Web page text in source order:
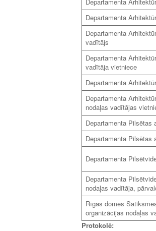
Departamenta
Departamenta
vadītājs
Departamenta
vadītāja vietniece
Departamenta
Departamenta
nodaļas vadītājas
Departamenta Pilsētas
Departamenta Pilsētas
Departamenta
Departamenta
nodaļas vadītāja,
Rīgas domes
organizācijas nodaļas
Protokolē: